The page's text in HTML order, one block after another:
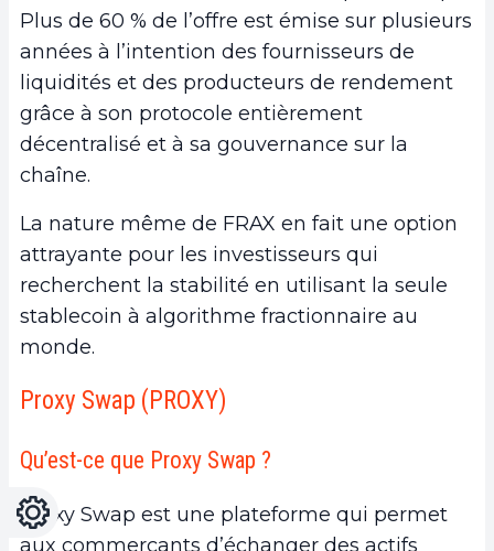
Plus de 60 % de l’offre est émise sur plusieurs
années à l’intention des fournisseurs de
liquidités et des producteurs de rendement
grâce à son protocole entièrement
décentralisé et à sa gouvernance sur la
chaîne.
La nature même de FRAX en fait une option
attrayante pour les investisseurs qui
recherchent la stabilité en utilisant la seule
stablecoin à algorithme fractionnaire au
monde.
Proxy Swap (PROXY)
Qu’est-ce que Proxy Swap ?
Proxy Swap est une plateforme qui permet
aux commerçants d’échanger des actifs
LightDark
Réglages